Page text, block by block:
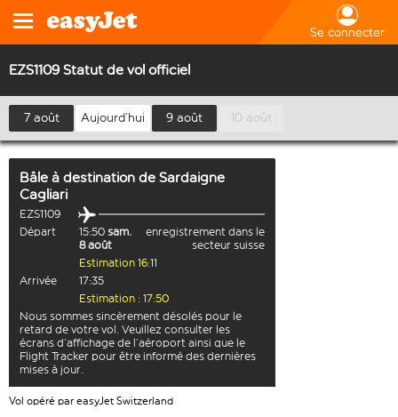
Se connecter
EZS1109 Statut de vol officiel
7 août Aujourd’hui 9 août 10 août
Bâle à destination de Sardaigne
Cagliari
EZS1109
Départ
15:50 sam.
8 août
enregistrement dans le
secteur suisse
Estimation 16:11
Arrivée
17:35
Estimation : 17:50
Nous sommes sincèrement désolés pour le
retard de votre vol. Veuillez consulter les
écrans d’affichage de l’aéroport ainsi que le
Flight Tracker pour être informé des dernières
mises à jour.
Vol opéré par easyJet Switzerland